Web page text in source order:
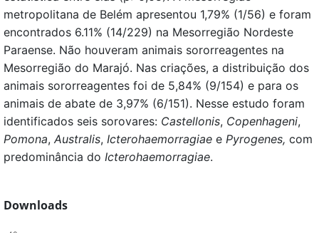
metropolitana de Belém apresentou 1,79% (1/56) e foram
encontrados 6.11% (14/229) na Mesorregião Nordeste
Paraense. Não houveram animais sororreagentes na
Mesorregião do Marajó. Nas criações, a distribuição dos
animais sororreagentes foi de 5,84% (9/154) e para os
animais de abate de 3,97% (6/151). Nesse estudo foram
identificados seis sorovares: Castellonis, Copenhageni,
Pomona, Australis, Icterohaemorragiae e Pyrogenes, com
predominância do Icterohaemorragiae.
Downloads